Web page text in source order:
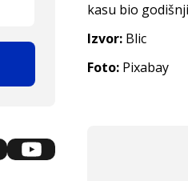
kasu bio
Izvor: Blic
Foto: Pixabay